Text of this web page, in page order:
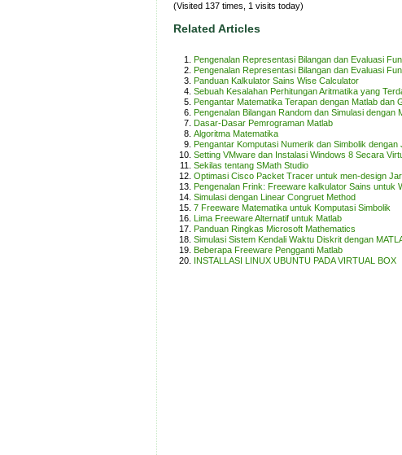
(Visited 137 times, 1 visits today)
Related Articles
Pengenalan Representasi Bilangan dan Evaluasi
Pengenalan Representasi Bilangan dan Evaluasi
Panduan Kalkulator Sains Wise Calculator
Sebuah Kesalahan Perhitungan Aritmatika yang
Pengantar Matematika Terapan dengan Matlab dan
Pengenalan Bilangan Random dan Simulasi dengan
Dasar-Dasar Pemrograman Matlab
Algoritma Matematika
Pengantar Komputasi Numerik dan Simbolik dengan
Setting VMware dan Instalasi Windows 8 Secara
Sekilas tentang SMath Studio
Optimasi Cisco Packet Tracer untuk men-design
Pengenalan Frink: Freeware kalkulator Sains untuk
Simulasi dengan Linear Congruet Method
7 Freeware Matematika untuk Komputasi Simbolik
Lima Freeware Alternatif untuk Matlab
Panduan Ringkas Microsoft Mathematics
Simulasi Sistem Kendali Waktu Diskrit dengan
Beberapa Freeware Pengganti Matlab
INSTALLASI LINUX UBUNTU PADA VIRTUAL BOX